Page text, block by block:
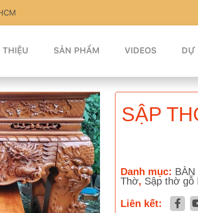
THIỆU SẢN PHẨM VIDEOS DỰ
SẬP
Danh mục:
Thờ, Sập thờ gỗ
Liên kết: